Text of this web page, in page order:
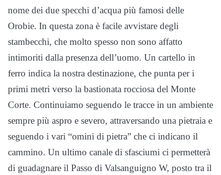
nome dei due specchi d’acqua più famosi delle
Orobie. In questa zona è facile avvistare degli
stambecchi, che molto spesso non sono affatto
intimoriti dalla presenza dell’uomo. Un cartello in
ferro indica la nostra destinazione, che punta per i
primi metri verso la bastionata rocciosa del Monte
Corte. Continuiamo seguendo le tracce in un ambiente
sempre più aspro e severo, attraversando una pietraia e
seguendo i vari “omini di pietra” che ci indicano il
cammino. Un ultimo canale di sfasciumi ci permetterà
di guadagnare il Passo di Valsanguigno W, posto tra il